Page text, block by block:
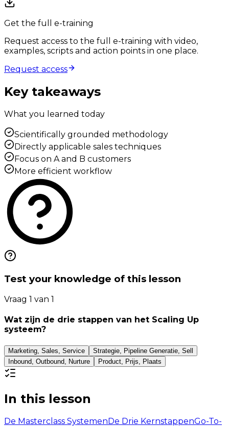
Get the full e-training
Request access to the full e-training with video,
examples, scripts and action points in one place.
Request access
Key takeaways
What you learned today
Scientifically grounded methodology
Directly applicable sales techniques
Focus on A and B customers
More efficient workflow
Test your knowledge of this lesson
Vraag 1 van 1
Wat zijn de drie stappen van het Scaling Up
systeem?
Marketing, Sales, Service
Strategie, Pipeline Generatie, Sell
Inbound, Outbound, Nurture
Product, Prijs, Plaats
In this lesson
De Masterclass SystemenDe Drie KernstappenGo-To-